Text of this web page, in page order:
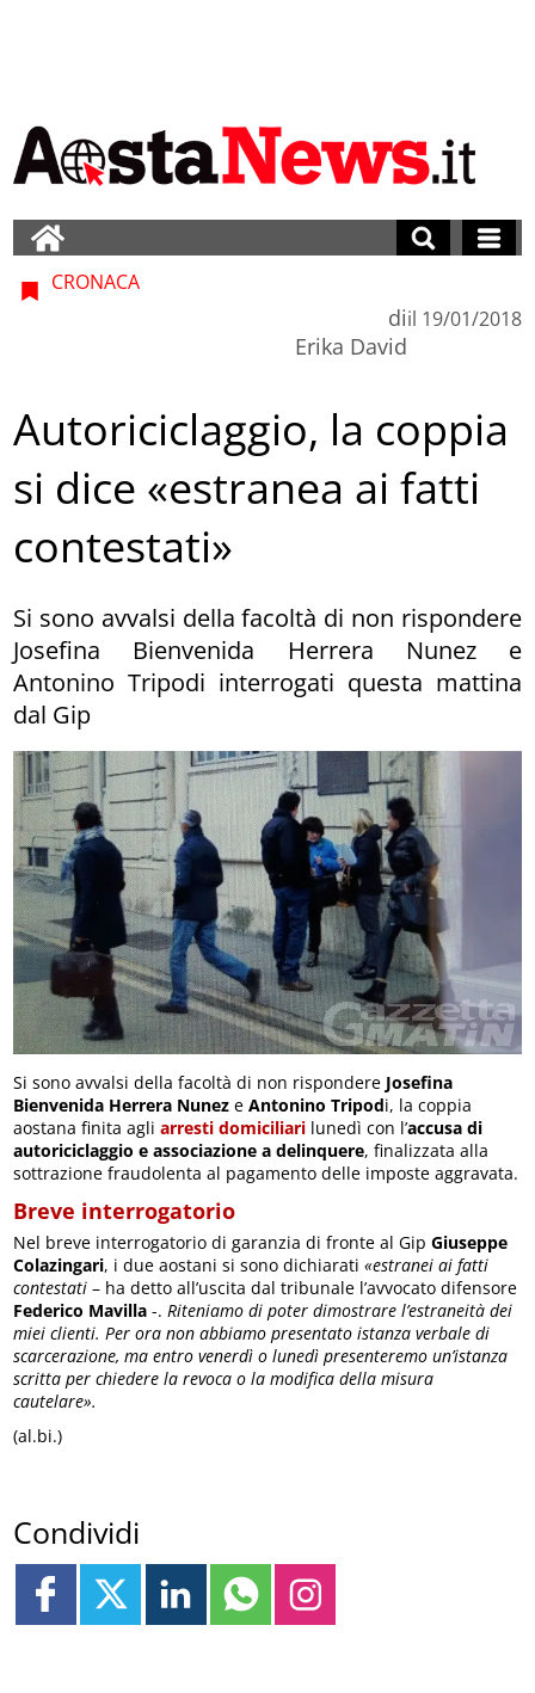
CRONACA
di
Erika David
il 19/01/2018
Autoriciclaggio, la coppia
si dice «estranea ai fatti
contestati»
Si sono avvalsi della facoltà di non rispondere
Josefina Bienvenida Herrera Nunez e
Antonino Tripodi interrogati questa mattina
dal Gip
Si sono avvalsi della facoltà di non rispondere Josefina
Bienvenida Herrera Nunez eAntonino Tripodi, la coppia
aostana finita agli arresti domiciliari lunedì con l’accusa di
autoriciclaggio e associazione a delinquere, finalizzata alla
sottrazione fraudolenta al pagamento delle imposte aggravata.
Breve interrogatorio
Nel breve interrogatorio di garanzia di fronte al GipGiuseppe
Colazingari, i due aostani si sono dichiarati«estranei ai fatti
contestati – ha detto all’uscita dal tribunale l’avvocato difensore
Federico Mavilla -.Riteniamo di poter dimostrare l’estraneità dei
miei clienti. Per ora non abbiamo presentato istanza verbale di
scarcerazione, ma entro venerdì o lunedì presenteremo un’istanza
scritta per chiedere la revoca o la modifica della misura
cautelare».
(al.bi.)
Condividi